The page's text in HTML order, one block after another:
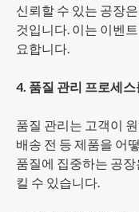
신뢰할 수 있는 공장
것입니다. 이는 이벤
요합니다.
4. 품질 관리 프로세
품질 관리는 고객이
배송 전 등 제품을 어
품질에 집중하는 공
킬 수 있습니다.